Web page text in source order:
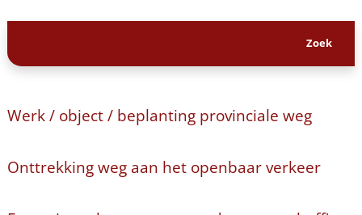
Werk / object / beplanting provinciale weg
Onttrekking weg aan het openbaar verkeer